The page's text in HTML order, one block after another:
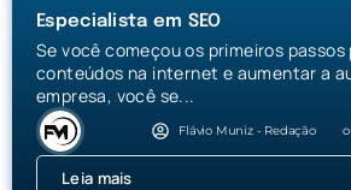
Especialista em SEO
Se você começou os primeiros
conteúdos na internet e aumentar a
empresa, você se...
Flávio Muniz - Redação
Leia mais